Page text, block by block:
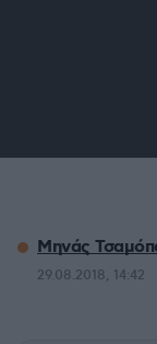
Μηνάς
29.08.2018, 14:42